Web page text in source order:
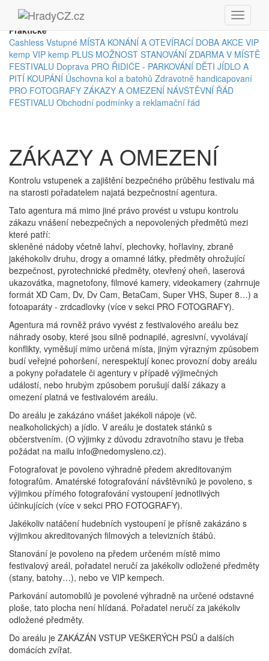
Praktické
Cashless Vstupné MÍSTA KONÁNÍ A OTEVÍRACÍ DOBA AKCE VIP
kemp VIP kemp PLUS MOŽNOST STANOVÁNÍ ZDARMA V MÍSTĚ
FESTIVALU Doprava PRO ŘIDIČE - PARKOVÁNÍ DĚTI JÍDLO A
PITÍ KOUPÁNÍ Úschovna kol a batohů Zdravotně handicapovaní
PRO FOTOGRAFY ZÁKAZY A OMEZENÍ NÁVŠTĚVNÍ ŘÁD
FESTIVALU Obchodní podmínky a reklamační řád
ZÁKAZY A OMEZENÍ
Kontrolu vstupenek a zajištění bezpečného průběhu festivalu má
na starosti pořadatelem najatá bezpečnostní agentura.
Tato agentura má mimo jiné právo provést u vstupu kontrolu
zákazu vnášení nebezpečných a nepovolených předmětů mezi
které patří:
skleněné nádoby včetně lahví, plechovky, hořlaviny, zbraně
jakéhokoliv druhu, drogy a omamné látky, předměty ohrožující
bezpečnost, pyrotechnické předměty, otevřený oheň, laserová
ukazovátka, magnetofony, filmové kamery, videokamery (zahrnuje
formát XD Cam, Dv, Dv Cam, BetaCam, Super VHS, Super 8…) a
fotoaparáty - zrdcadlovky (více v sekci PRO FOTOGRAFY).
Agentura má rovněž právo vyvést z festivalového areálu bez
náhrady osoby, které jsou silně podnapilé, agresivní, vyvolávají
konflikty, vyměšují mimo určená místa, jiným výrazným způsobem
budí veřejné pohoršení, nerespektují konec provozní doby areálu
a pokyny pořadatele či agentury v případě výjimečných
událostí, nebo hrubým způsobem porušují další zákazy a
omezení platná ve festivalovém areálu.
Do areálu je zakázáno vnášet jakékoli nápoje (vč.
nealkoholických) a jídlo. V areálu je dostatek stánků s
občerstvením. (O výjimky z důvodu zdravotního stavu je třeba
požádat na mailu info@nedomysleno.cz).
Fotografovat je povoleno výhradně předem akreditovaným
fotografům. Amatérské fotografování návštěvníků je povoleno, s
výjimkou přímého fotografování vystoupení jednotlivých
účinkujících (více v sekci PRO FOTOGRAFY).
Jakékoliv natáčení hudebních vystoupení je přísně zakázáno s
výjimkou akreditovaných filmových a televizních štábů.
Stanování je povoleno na předem určeném místě mimo
festivalový areál, pořadatel neručí za jakékoliv odložené předměty
(stany, batohy…), nebo ve VIP kempech.
Parkování automobilů je povolené výhradně na určené odstavné
ploše, tato plocha není hlídaná. Pořadatel neručí za jakékoliv
odložené předměty.
Do areálu je ZAKÁZÁN VSTUP VEŠKERÝCH PSŮ a dalších
domácích zvířat.